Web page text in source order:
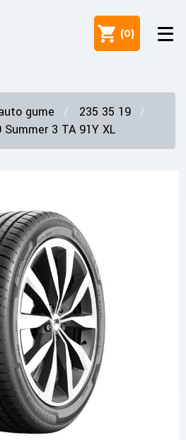
(0)
gume
235 35 19
Summer 3 TA 91Y XL